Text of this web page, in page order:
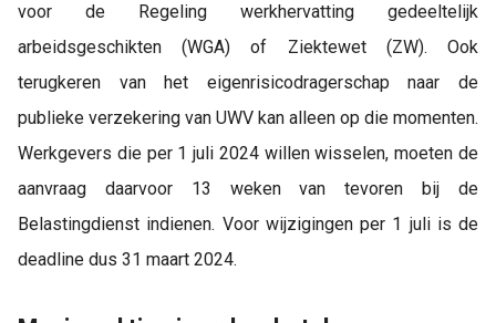
voor de Regeling werkhervatting gedeeltelijk
arbeidsgeschikten (WGA) of Ziektewet (ZW). Ook
terugkeren van het eigenrisicodragerschap naar de
publieke verzekering van UWV kan alleen op die momenten.
Werkgevers die per 1 juli 2024 willen wisselen, moeten de
aanvraag daarvoor 13 weken van tevoren bij de
Belastingdienst indienen. Voor wijzigingen per 1 juli is de
deadline dus 31 maart 2024.